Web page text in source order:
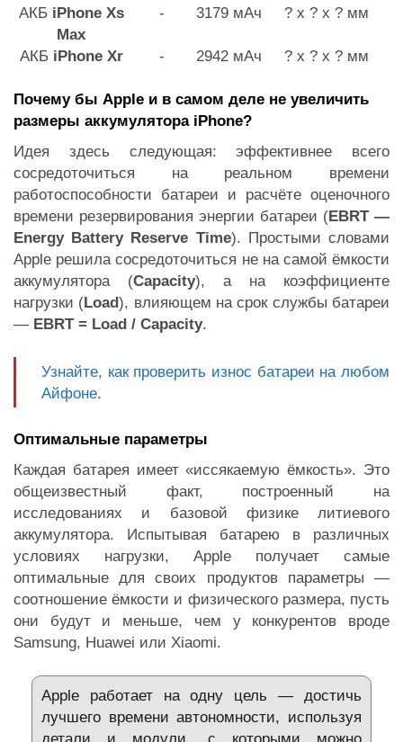
АКБ iPhone Xs
Max
- 3179 мАч ? x ? x ? мм
АКБ iPhone Xr - 2942 мАч ? x ? x ? мм
Почему бы Apple и в самом деле не увеличить
размеры аккумулятора iPhone?
Идея здесь следующая: эффективнее всего
сосредоточиться на реальном времени
работоспособности батареи и расчёте оценочного
времени резервирования энергии батареи (EBRT —
Energy Battery Reserve Time). Простыми словами
Apple решила сосредоточиться не на самой ёмкости
аккумулятора (Capacity), а на коэффициенте
нагрузки (Load), влияющем на срок службы батареи
— EBRT = Load / Capacity.
Узнайте, как проверить износ батареи на любом
Айфоне.
Оптимальные параметры
Каждая батарея имеет «иссякаемую ёмкость». Это
общеизвестный факт, построенный на
исследованиях и базовой физике литиевого
аккумулятора. Испытывая батарею в различных
условиях нагрузки, Apple получает самые
оптимальные для своих продуктов параметры —
соотношение ёмкости и физического размера, пусть
они будут и меньше, чем у конкурентов вроде
Samsung, Huawei или Xiaomi.
Apple работает на одну цель — достичь
лучшего времени автономности, используя